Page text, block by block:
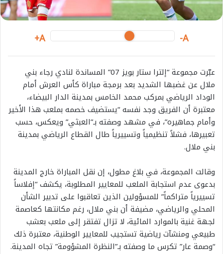
A-
A+
عبّرت مجموعة “إلترا ستار بويز 07” المساندة لنادي رجاء بني
ملال عن غضبها الشديد بعد برمجة مباراة كأس العرش أمام
الوداد الرياضي بمركب محمد الخامس بمدينة الدار البيضاء،
معتبرة أن الفريق وجد نفسه “يستضيف خصمه بملعب هذا الأخير
وأمام جماهيره”، في مشهد وصفته بـ”العبثي” ويعكس، حسب
تعبيرها، فشلاً تنظيمياً وتسييرياً طال القطاع الرياضي بمدينة
بني ملال.
وقالت المجموعة، في بلاغ مطول، إن نقل المباراة خارج المدينة
بدعوى عدم استجابة الملعب للمعايير المطلوبة، يكشف “إفلاساً
تسييرياً متراكماً” للمسؤولين الذين تعاقبوا على تدبير الشأن
المحلي والرياضي، مضيفة أن بني ملال، رغم مكانتها كعاصمة
لجهة غنية بالموارد المائية، لا تزال تفتقر إلى ملعب بعشب
طبيعي ومنشآت رياضية تستجيب للمعايير الوطنية، معتبرة ذلك
“وصمة عار” تكرس ما وصفته بـ”النظرة المشؤومة” تجاه المدينة.